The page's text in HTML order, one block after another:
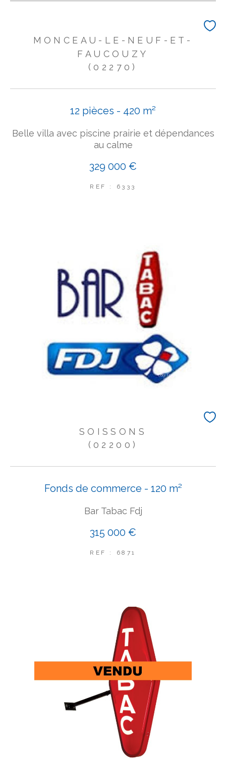
MONCEAU-LE-NEUF-ET-
FAUCOUZY
(02270)
12 pièces - 420 m²
Belle villa avec piscine prairie et dépendances
au calme
329 000 €
REF : 6333
SOISSONS
(02200)
Fonds de commerce - 120 m²
Bar Tabac Fdj
315 000 €
REF : 6871